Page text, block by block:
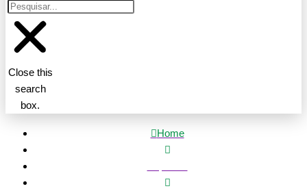
Close this
search
box.
Home